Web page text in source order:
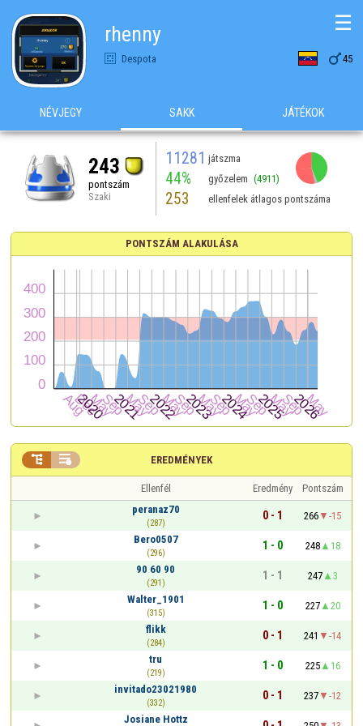
rhenny
Despota 45
☰
NÉVJEGY SAKK JÁTÉKOK
243
pontszám
Szaki
11281 játszma
44% győzelem (4911)
253 ellenfelek átlagos pontszáma
PONTSZÁM ALAKULÁSA
EREDMÉNYEK
 
Ellenfél Eredmény
Pontszám
peranaz70
(287)
0 - 1 266
-15
Bero0507
(296)
1 - 0 248
18
90 60 90
(291)
1 - 1 247
3
Walter_1901
(315)
1 - 0 227
20
flikk
(284)
0 - 1 241
-14
tru
(219)
1 - 0 225
16
invitado23021980
(332)
0 - 1 237
-12
Josiane Hottz